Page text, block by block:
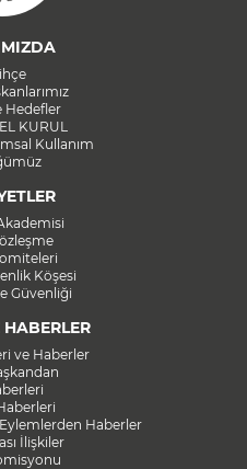
Hedefler
KURUL
Kullanım
Köşesi
Güvenliği
ve Haberler
Haberler
İlişkiler